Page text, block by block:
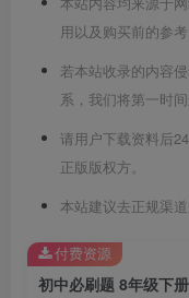
用以及购买前的参
若本站收录的内容
系，我们将第一时
请用户下载资料后
正版版权方。
本站建议去正规渠
初中必刷题 8年级下
付费资源